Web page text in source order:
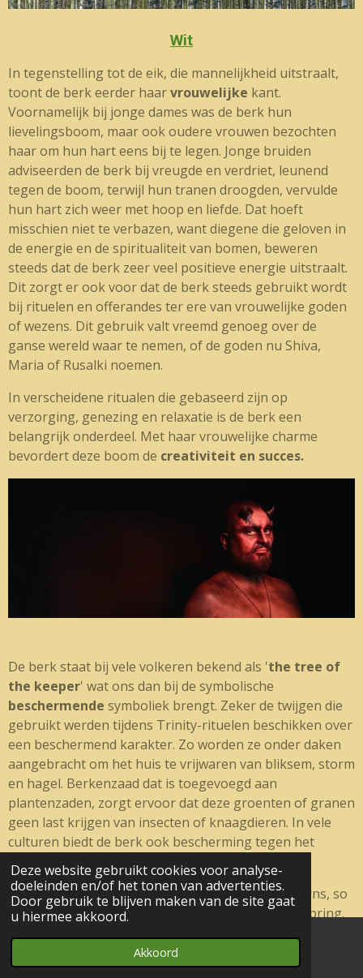
Deze website gebruikt cookies voor analyse-
doeleinden en/of het tonen van advertenties.
Door gebruik te blijven maken van de site gaat
u hiermee akkoord.
Akkoord
Wit
In tegenstelling tot de eik, die mannelijkheid uitstraalt,
toont de berk eerder haarvrouwelijke kant.
Voornamelijk bij jonge dames was de berk hun
lievelingsboom, maar ook oudere vrouwen bezochten
haar om hun hart eens bij te legen. Jonge bruiden
adviseerden de berk bij vreugde en verdriet, leunend
tegen de boom, terwijl hun tranen droogden, vervulde
hun hart zich weer met hoop en liefde. Dat hoeft
misschien niet te verbazen, want diegene die geloven in
de energie en de spiritualiteit van bomen, beweren
steeds dat de berk zeer veel positieve energie uitstraalt.
Dit zorgt er ook voor dat de berk steeds gebruikt wordt
bij rituelen en offerandes ter ere van vrouwelijke goden
of wezens. Dit gebruik valt vreemd genoeg over de
ganse wereld waar te nemen, of de goden nu Shiva,
Maria of Rusalki noemen.
In verscheidene ritualen die gebaseerd zijn op
verzorging, genezing en relaxatie is de berk een
belangrijk onderdeel. Met haar vrouwelijke charme
bevordert deze boom de creativiteit en succes.
De berk staat bij vele volkeren bekend als 'the tree of
the keeper' wat ons dan bij de symbolische
beschermende symboliek brengt. Zeker de twijgen die
gebruikt werden tijdens Trinity-rituelen beschikken over
een beschermend karakter. Zo worden ze onder daken
aangebracht om het huis te vrijwaren van bliksem, storm
en hagel. Berkenzaad dat is toegevoegd aan
plantenzaden, zorgt ervoor dat deze groenten of granen
geen last krijgen van insecten of knaagdieren. In vele
culturen biedt de berk ook bescherming tegen het
kwaad
en zijn demonen in alle facetten.
Crowns of birch twigs were placed upon cows’ horns, so
that cattle would be healthy and yield healthy offspring.
mother’s bed or a newborn baby’s cradle as a protective
charm.
E-mailadres